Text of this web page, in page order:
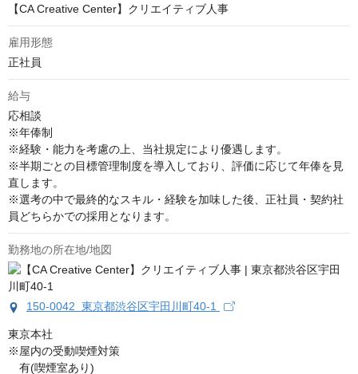
【CA Creative Center】クリエイティブ人事
雇用形態
正社員
給与
応相談
※年俸制
※経験・能力を考慮の上、当社規定により優遇します。
※半期ごとの目標管理制度を導入しており、評価に応じて年俸を見
直します。
※選考の中で最終的なスキル・経験を加味した後、正社員・契約社
員どちらかでの採用となります。
勤務地の所在地/地図
150-0042 東京都渋谷区宇田川町40-1
東京本社
※屋内の受動喫煙対策
有(喫煙室あり)